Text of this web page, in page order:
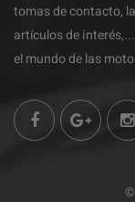
tomas de contacto,
artículos de
el mundo de las